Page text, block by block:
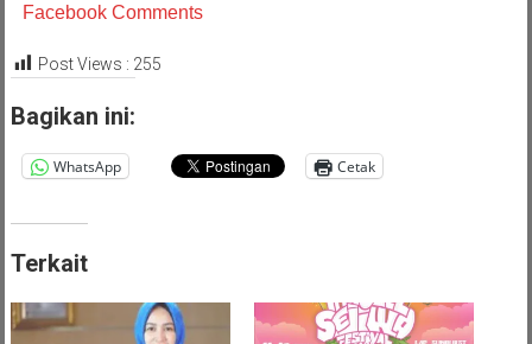
Facebook Comments
Post Views : 255
Bagikan ini:
WhatsApp Cetak
Terkait